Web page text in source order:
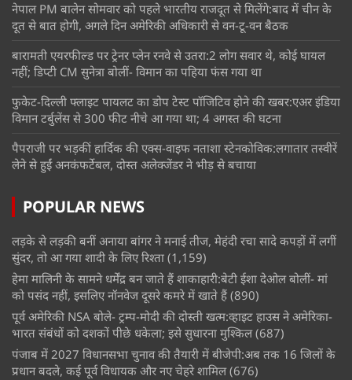
नेपाल PM बालेन सोमवार को पहले भारतीय राजदूत से मिलेंगे:बाद में चीन के
दूत से बात होगी, अगले दिन अमेरिकी अधिकारी से वन-टू-वन बैठक
बारामती एयरफील्ड पर ट्रेनर प्लेन रनवे से उतरा:2 लोग सवार थे, कोई घायल
नहीं; डिप्टी CM सुनेत्रा बोलीं- विमान का पहिया फंस गया था
फुकेट-दिल्ली फ्लाइट पायलट का डोप टेस्ट पॉजिटिव होने की खबर:एअर इंडिया
विमान टर्बुलेंस से 300 फीट नीचे आ गया था; 4 अगस्त की घटना
पैपराजी पर भड़कीं हार्दिक की एक्स-वाइफ नताशा स्टेनकोविक:लगातार तस्वीरें
लेने से हुईं अनकंफर्टेबल, दोस्त अलेक्जेंडर ने भीड़ से बचाया
POPULAR NEWS
लड़के से लड़की बनीं अनाया बांगर ने मनाई तीज, मेहंदी रचा सादे कपड़ों में लगीं
सुंदर, तो आ गया शादी के लिए रिश्ता (1,159)
हेमा मालिनी के सामने धर्मेंद्र बन जाते हैं शाकाहारी:बेटी ईशा देओल बोलीं- मां
को पसंद नहीं, इसलिए नॉनवेज दूसरे कमरे में खाते हैं (890)
पूर्व अमेरिकी NSA बोले- ट्रम्प-मोदी की दोस्ती खत्म:व्हाइट हाउस ने अमेरिका-
भारत संबंधों को दशकों पीछे धकेला; इसे सुधारना मुश्किल (687)
पंजाब में 2027 विधानसभा चुनाव की तैयारी में बीजेपी:अब तक 16 जिलों के
प्रधान बदले, कई पूर्व विधायक और नए चेहरे शामिल (676)